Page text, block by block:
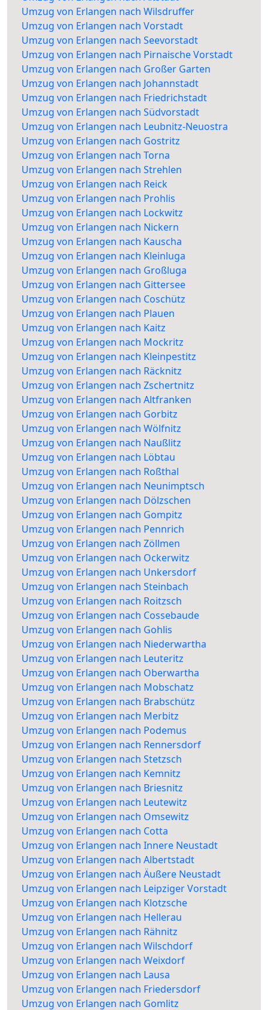
Umzug von Erlangen nach Wilsdruffer
Umzug von Erlangen nach Vorstadt
Umzug von Erlangen nach Seevorstadt
Umzug von Erlangen nach Pirnaische Vorstadt
Umzug von Erlangen nach Großer Garten
Umzug von Erlangen nach Johannstadt
Umzug von Erlangen nach Friedrichstadt
Umzug von Erlangen nach Südvorstadt
Umzug von Erlangen nach Leubnitz-Neuostra
Umzug von Erlangen nach Gostritz
Umzug von Erlangen nach Torna
Umzug von Erlangen nach Strehlen
Umzug von Erlangen nach Reick
Umzug von Erlangen nach Prohlis
Umzug von Erlangen nach Lockwitz
Umzug von Erlangen nach Nickern
Umzug von Erlangen nach Kauscha
Umzug von Erlangen nach Kleinluga
Umzug von Erlangen nach Großluga
Umzug von Erlangen nach Gittersee
Umzug von Erlangen nach Coschütz
Umzug von Erlangen nach Plauen
Umzug von Erlangen nach Kaitz
Umzug von Erlangen nach Mockritz
Umzug von Erlangen nach Kleinpestitz
Umzug von Erlangen nach Räcknitz
Umzug von Erlangen nach Zschertnitz
Umzug von Erlangen nach Altfranken
Umzug von Erlangen nach Gorbitz
Umzug von Erlangen nach Wölfnitz
Umzug von Erlangen nach Naußlitz
Umzug von Erlangen nach Löbtau
Umzug von Erlangen nach Roßthal
Umzug von Erlangen nach Neunimptsch
Umzug von Erlangen nach Dölzschen
Umzug von Erlangen nach Gompitz
Umzug von Erlangen nach Pennrich
Umzug von Erlangen nach Zöllmen
Umzug von Erlangen nach Ockerwitz
Umzug von Erlangen nach Unkersdorf
Umzug von Erlangen nach Steinbach
Umzug von Erlangen nach Roitzsch
Umzug von Erlangen nach Cossebaude
Umzug von Erlangen nach Gohlis
Umzug von Erlangen nach Niederwartha
Umzug von Erlangen nach Leuteritz
Umzug von Erlangen nach Oberwartha
Umzug von Erlangen nach Mobschatz
Umzug von Erlangen nach Brabschütz
Umzug von Erlangen nach Merbitz
Umzug von Erlangen nach Podemus
Umzug von Erlangen nach Rennersdorf
Umzug von Erlangen nach Stetzsch
Umzug von Erlangen nach Kemnitz
Umzug von Erlangen nach Briesnitz
Umzug von Erlangen nach Leutewitz
Umzug von Erlangen nach Omsewitz
Umzug von Erlangen nach Cotta
Umzug von Erlangen nach Innere Neustadt
Umzug von Erlangen nach Albertstadt
Umzug von Erlangen nach Äußere Neustadt
Umzug von Erlangen nach Leipziger Vorstadt
Umzug von Erlangen nach Klotzsche
Umzug von Erlangen nach Hellerau
Umzug von Erlangen nach Rähnitz
Umzug von Erlangen nach Wilschdorf
Umzug von Erlangen nach Weixdorf
Umzug von Erlangen nach Lausa
Umzug von Erlangen nach Friedersdorf
Umzug von Erlangen nach Gomlitz